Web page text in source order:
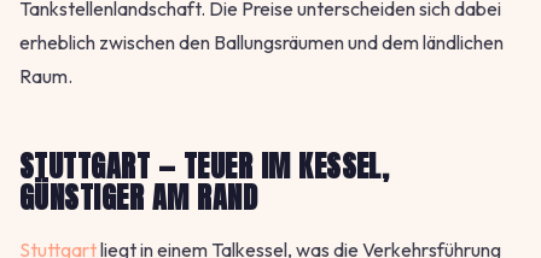
Tankstellenlandschaft. Die Preise unterscheiden sich dabei
erheblich zwischen den Ballungsräumen und dem ländlichen
Raum.
STUTTGART — TEUER IM KESSEL,
GÜNSTIGER AM RAND
Stuttgartliegt in einem Talkessel, was die Verkehrsführung